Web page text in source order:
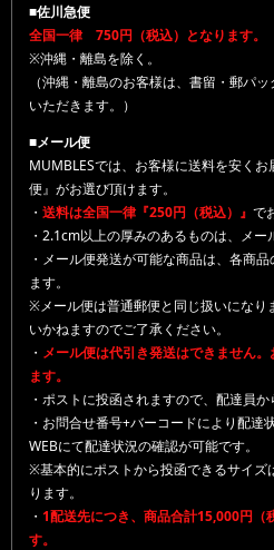
■佐川急便
全国一律 750円（税込）となります。
※沖縄・離島を除く。
（沖縄・離島のお客様は、書留・郵パ
いただきます。）
■メール便
MUMBLESでは、お客様に送料を安く
便』がお選び頂けます。
・ 送料は全国一律『250円（税込）』 で
・2.1cm以上の厚みのあるものは、メー
・メール便発送が可能な商品は、各商
ます。
※メール便は普通郵便と同じ扱いになり
いかねますのでご了承ください。
・ メール便は代引き発送はできません
ます。
・ポストに投函されますので、配達員
・お問合せ番号+バーコードにより配達
WEBにて配達状況の確認が可能です。
※基本的にポストから投函できるサイズ
ります。
・ 1配送先につき、商品合計15,000円（
す。